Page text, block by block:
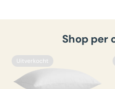
Shop per
Uitverkocht